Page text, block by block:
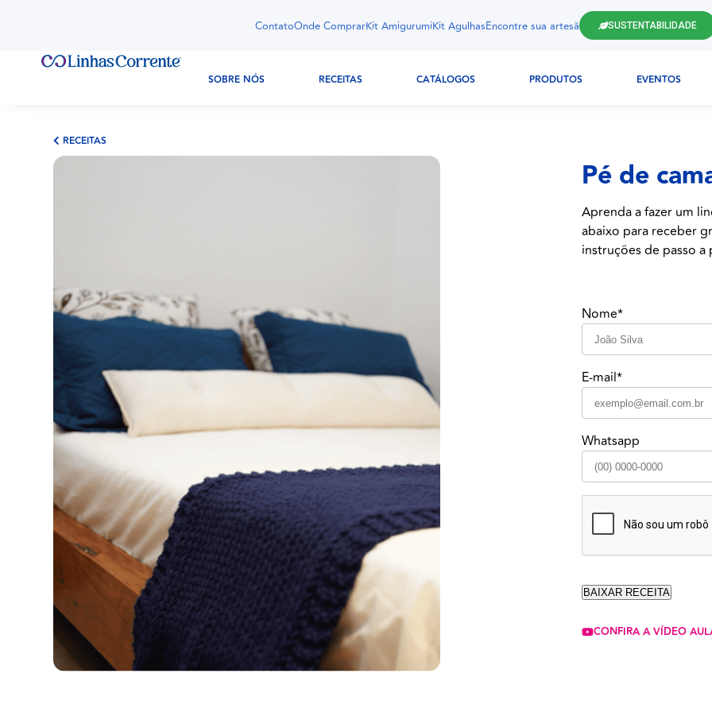
ContatoOnde ComprarKit AmigurumiKit AgulhasEncontre sua artesã SUSTENTABILIDADE
SOBRE NÓS RECEITAS CATÁLOGOS PRODUTOS EVENTOS
RECEITAS
Pé de
Aprenda a fazer um
abaixo para receber
instruções de passo a
Nome*
E-mail*
Whatsapp
CONFIRA A VÍDEO